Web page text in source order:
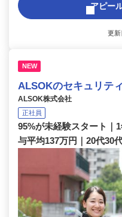
アピー
更
NEW
ALSOKのセキュリテ
ALSOK株式会社
正社員
95%が未経験スタート｜
与平均137万円｜20代30